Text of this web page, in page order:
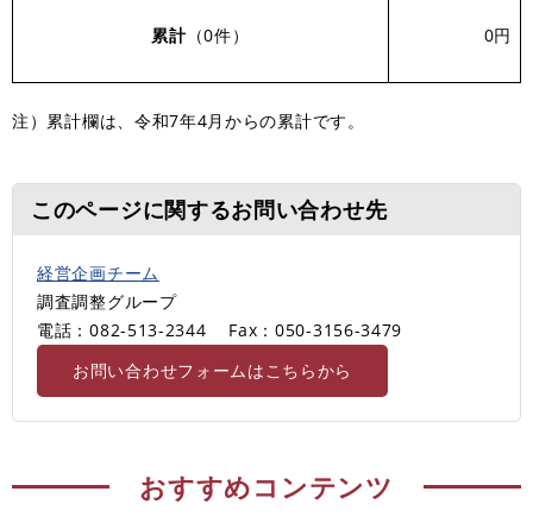
累計（0件） 0円
注）累計欄は、令和7年4月からの累計です。
このページに関するお問い合わせ先
経営企画チーム
調査調整グループ
電話：082-513-2344
Fax：050-3156-3479
お問い合わせフォームはこちらから
おすすめコンテンツ